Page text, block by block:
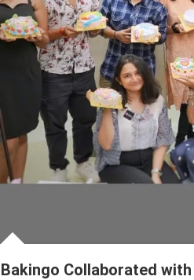
Bakingo Collaborated